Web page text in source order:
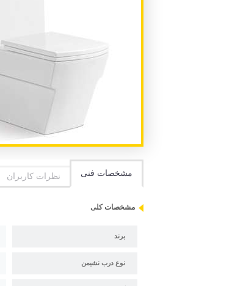
مشخصات فنی نظرات کاربران
مشخصات کلی
برند
نوع درب نشیمن